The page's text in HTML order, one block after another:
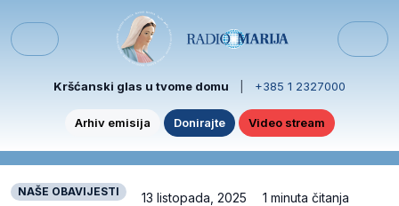
Menu
Kršćanski glas u tvome domu +385 1 2327000
Arhiv emisija Donirajte Video stream
NAŠE OBAVIJESTI 13 listopada, 2025 1 minuta čitanja